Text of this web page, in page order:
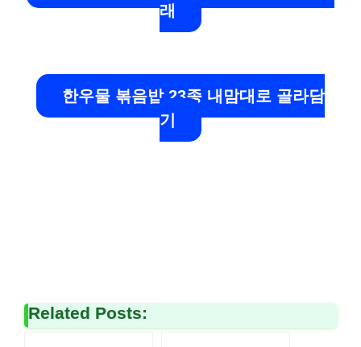
래
한우물 볶음밥 23종 내맘대로 골라담
기
Related Posts: